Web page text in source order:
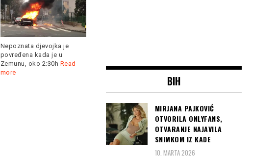
U Prlinama na domak Akova
živjela je porodica Raifa
Hrvatskoj... Kako je objavila
zagrebačka policija, danas
Čitaj još: BUDVA:
Navijači
Partizana,
brutalno napali
Sandra Valterović, poznatija
BIH
MIRJANA PAJKOVIĆ
OTVORILA ONLYFANS,
OTVARANJE NAJAVILA
SNIMKOM IZ KADE
10. MARTA 2026